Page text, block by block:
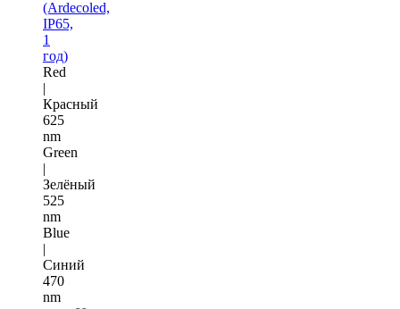
(Ardecoled,
IP65,
1
год)
Red
|
Красный
625
nm
Green
|
Зелёный
525
nm
Blue
|
Синий
470
nm